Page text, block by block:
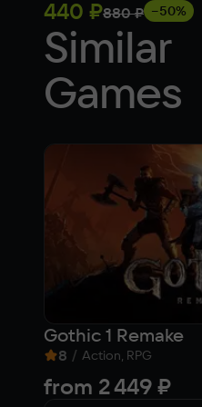
440 ₽880 ₽ −50%
Similar
Games
Gothic 1 Remake
8 / Action, RPG
from 2 449 ₽